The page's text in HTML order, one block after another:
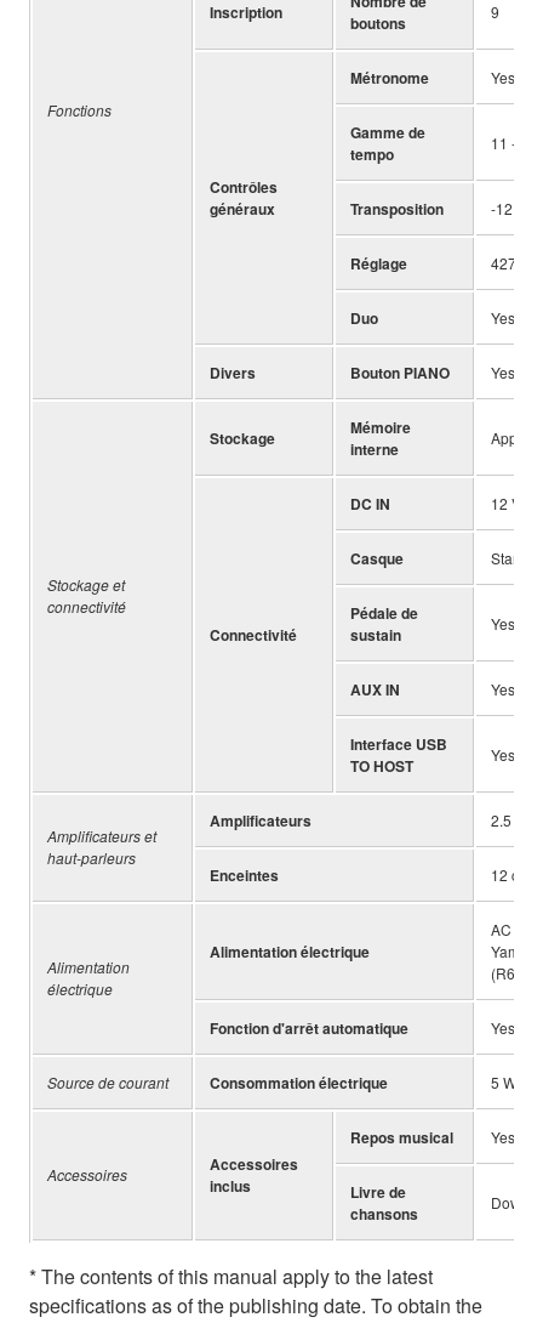
Fonctions
Inscription
boutons
9
Contrôles
généraux
Métronome Yes
Gamme de
tempo
11 -
Transposition -12 to
Réglage
Duo Yes
Divers Bouton PIANO Yes
Stockage et
connectivité
Stockage
Mémoire
interne
Connectivité
DC IN 12 V
Casque
Pédale de
sustain
Yes
AUX IN Yes
Interface USB
TO HOST
Yes
Amplificateurs et
haut-parleurs
Amplificateurs 2.5 W
Enceintes 12 cm
Alimentation
électrique
Alimentation électrique
AC
(R6) or
Fonction d'arrêt automatique Yes
Source de courant Consommation électrique 5 W
Accessoires
Accessoires
inclus
Repos musical Yes
Livre de
chansons
* The contents of this manual apply to the latest
specifications as of the publishing date. To obtain the